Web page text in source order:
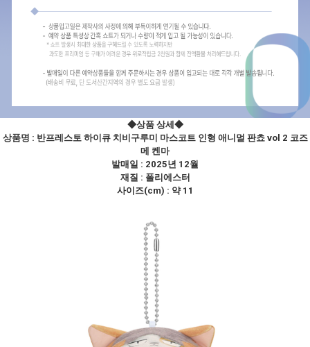
◆상품 상세◆
상품명 : 반프레스토 하이큐 치비구루미 마스코트 인형 애니멀 판쵸 vol 2 코즈
메 켄마
발매일 : 2025년 12월
재질 : 폴리에스터
사이즈(cm) : 약 11